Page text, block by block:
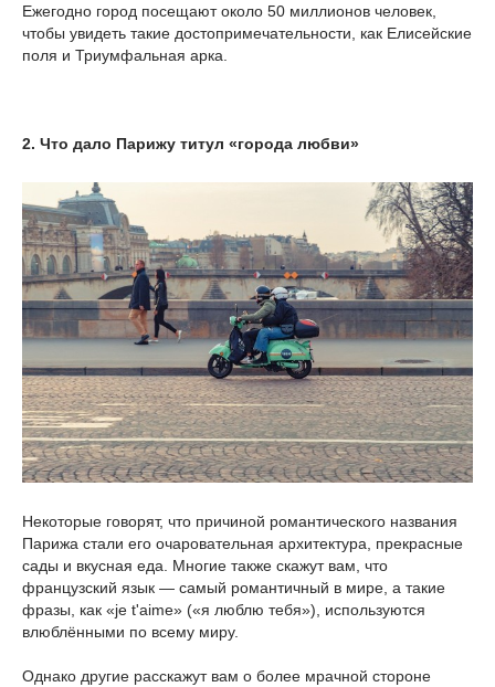
Ежегодно город посещают около 50 миллионов человек,
чтобы увидеть такие достопримечательности, как Елисейские
поля и Триумфальная арка.
2. Что дало Парижу титул «города любви»
Некоторые говорят, что причиной романтического названия
Парижа стали его очаровательная архитектура, прекрасные
сады и вкусная еда. Многие также скажут вам, что
французский язык — самый романтичный в мире, а такие
фразы, как «je t'aime» («я люблю тебя»), используются
влюблёнными по всему миру.
Однако другие расскажут вам о более мрачной стороне